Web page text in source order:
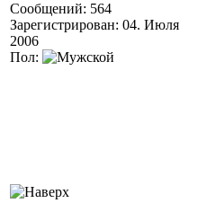
Сообщений: 564
Зарегистрирован: 04. Июля
2006
Пол: